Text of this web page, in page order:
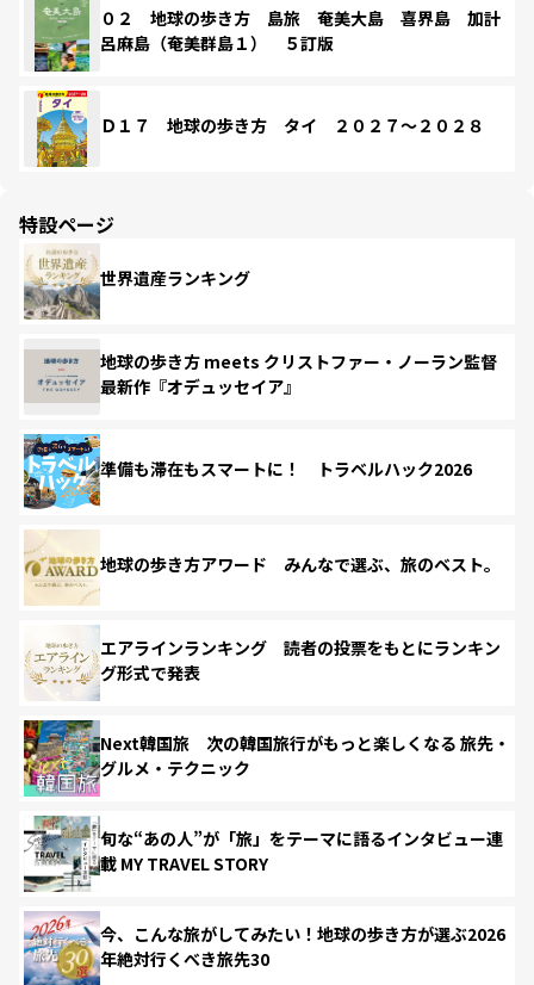
０２ 地球の歩き方 島旅 奄美大島 喜界島 加計
呂麻島（奄美群島１） ５訂版
Ｄ１７ 地球の歩き方 タイ ２０２７～２０２８
特設ページ
世界遺産ランキング
地球の歩き方 meets クリストファー・ノーラン監督
最新作『オデュッセイア』
準備も滞在もスマートに！ トラベルハック2026
地球の歩き方アワード みんなで選ぶ、旅のベスト。
エアラインランキング 読者の投票をもとにランキン
グ形式で発表
Next韓国旅 次の韓国旅行がもっと楽しくなる 旅先・
グルメ・テクニック
旬な“あの人”が「旅」をテーマに語るインタビュー連
載 MY TRAVEL STORY
今、こんな旅がしてみたい！地球の歩き方が選ぶ2026
年絶対行くべき旅先30